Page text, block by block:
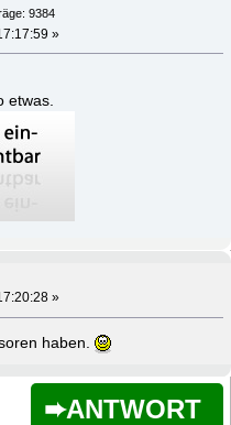
9384
»
etwas.
»
haben.
ANTWORT